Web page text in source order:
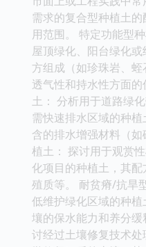
需求的复合型种植土
用范围。 特定功能型
屋顶绿化、阳台绿化
方组成（如珍珠岩、蛭
透气性和持水性方面
土： 分析用于道路绿
需快速排水区域的种
含的排水增强材料（
植土： 探讨用于观赏
化项目的种植土，其
殖质等。 耐贫瘠/抗旱
低维护绿化区域的种
壤的保水能力和养分
讨经过土壤修复技术